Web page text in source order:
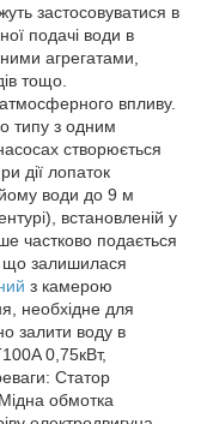
застосовуватися в
подачі води в
агрегатами,
тощо.
впливу.
типу з одним
створюється
дії лопаток
води до 9 м
встановленій у
частково подається
що залишилася
з камерою
необхідне для
залити воду в
0,75кВт,
Статор
обмотка